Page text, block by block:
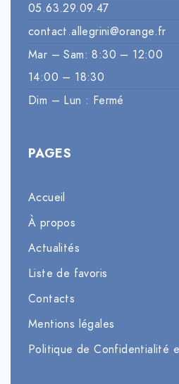
05.63.29.09.47
contact.allegrini@orange.fr
Mar – Sam: 8:30 – 12:00
14:00 – 18:30
Dim – Lun : Fermé
PAGES
Accueil
À propos
Actualités
Liste de favoris
Contacts
Mentions légales
Politique de Confidentialité